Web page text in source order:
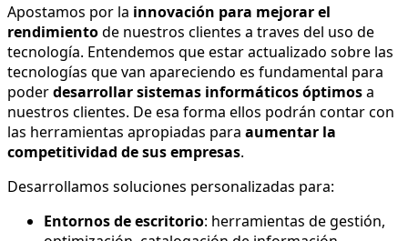
Apostamos por la innovación para mejorar el
rendimientode nuestros clientes a traves del uso de
tecnología. Entendemos que estar actualizado sobre las
tecnologías que van apareciendo es fundamental para
poderdesarrollar sistemas informáticos óptimosa
nuestros clientes. De esa forma ellos podrán contar con
las herramientas apropiadas para aumentar la
competitividad de sus empresas.
Desarrollamos soluciones personalizadas para:
Entornos de escritorio: herramientas de gestión,